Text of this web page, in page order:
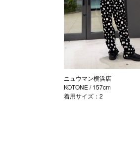
ニュウマン横浜店
KOTONE/ 157cm
着用サイズ：2